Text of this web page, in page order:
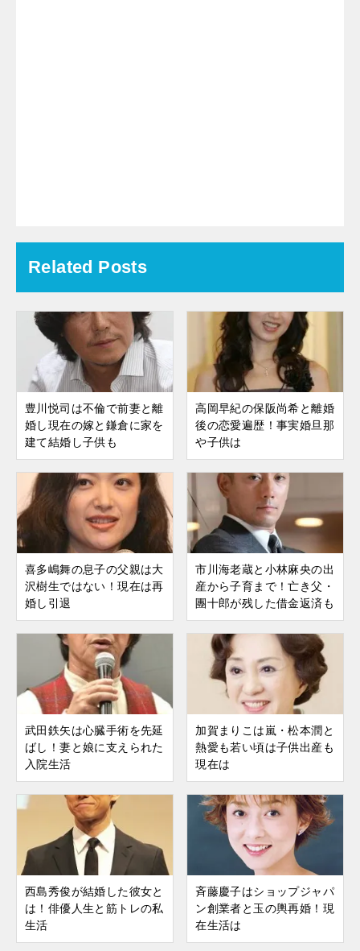
Related Posts
豊川悦司は不倫で前妻と離
婚し現在の嫁と鎌倉に家を
建て結婚し子供も
高岡早紀の保阪尚希と離婚
後の恋愛遍歴！事実婚旦那
や子供は
喜多嶋舞の息子の父親は大
沢樹生ではない！現在は再
婚し引退
市川海老蔵と小林麻央の出
産から子育まで！亡き父・
團十郎が残した借金返済も
武田鉄矢は心臓手術を先延
ばし！妻と娘に支えられた
入院生活
加賀まりこは嵐・松本潤と
熱愛も若い頃は子供出産も
現在は
西島秀俊が結婚した彼女と
は！俳優人生と筋トレの私
生活
斉藤慶子はショップジャパ
ン創業者と玉の輿再婚！現
在生活は